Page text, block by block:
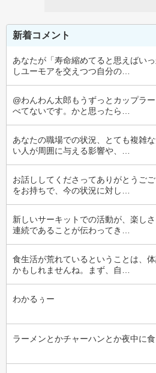
新着コメント
あなたが「寿命縮めてると思えばい
しユーモアを交えつつ自分の…
@わんわん太郎もうずっとカップラ
べてないです。かと思ったら…
あなたの職場での状況、とても複雑
い人が周囲に与える影響や、…
お話ししてくださってありがとうご
をお持ちで、今の状況に対し…
新しいサーキットでの活動が、楽し
連続であることが伝わってき…
食生活が荒れているということは、
かもしれませんね。まず、自…
わかるぅー
ラーメンとかチャーハンとか夜中に